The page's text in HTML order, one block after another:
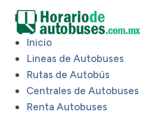
Inicio
Lineas de Autobuses
Rutas de Autobús
Centrales de Autobuses
Renta Autobuses